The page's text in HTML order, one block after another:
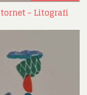
– Litografi